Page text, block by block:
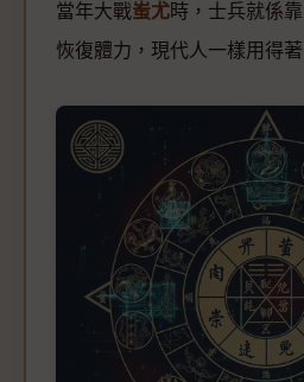
當年大戰蚩尤時，士兵就係
恢復體力，現代人一樣用得著